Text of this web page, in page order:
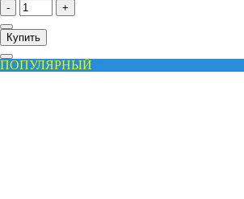
- +
Купить
ПОПУЛЯРНЫЙ